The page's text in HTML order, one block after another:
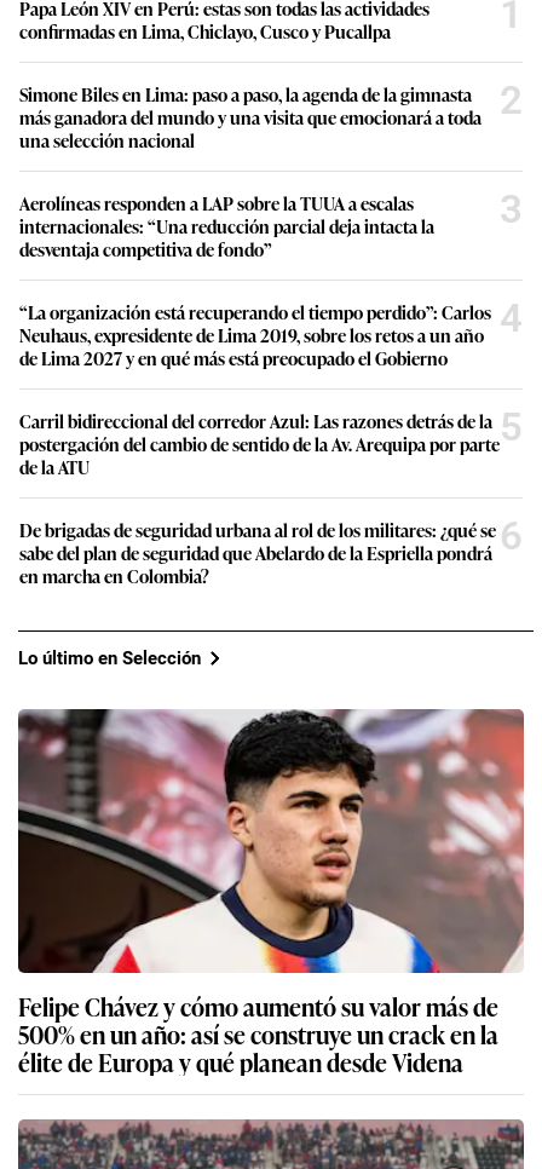
Papa León XIV en Perú: estas son todas las actividades
confirmadas en Lima, Chiclayo, Cusco y Pucallpa
1
Simone Biles en Lima: paso a paso, la agenda de la gimnasta
más ganadora del mundo y una visita que emocionará a toda
una selección nacional
2
Aerolíneas responden a LAP sobre la TUUA a escalas
internacionales: “Una reducción parcial deja intacta la
desventaja competitiva de fondo”
3
“La organización está recuperando el tiempo perdido”: Carlos
Neuhaus, expresidente de Lima 2019, sobre los retos a un año
de Lima 2027 y en qué más está preocupado el Gobierno
4
Carril bidireccional del corredor Azul: Las razones detrás de la
postergación del cambio de sentido de la Av. Arequipa por parte
de la ATU
5
De brigadas de seguridad urbana al rol de los militares: ¿qué se
sabe del plan de seguridad que Abelardo de la Espriella pondrá
en marcha en Colombia?
6
Lo último en Selección
Felipe Chávez y cómo aumentó su valor más de
500% en un año: así se construye un crack en la
élite de Europa y qué planean desde Videna